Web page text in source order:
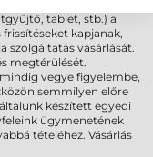
tablet, stb.) a
kapjanak,
szolgáltatás vásárlását.
megtérülését.
vegye figyelembe,
semmilyen előre
készített egyedi
ügymenetének
tételéhez. Vásárlás